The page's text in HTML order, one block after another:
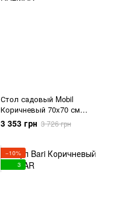
Стол садовый Mobil
Коричневый 70x70 см
HALMAR
3 353 грн 3 726 грн
−10%
3